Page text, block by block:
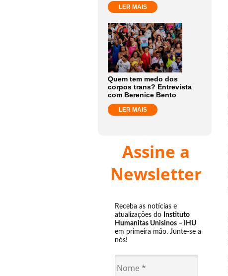
LER MAIS
Quem tem medo dos
corpos trans? Entrevista
com Berenice Bento
LER MAIS
Assine a
Newsletter
Receba as notícias e
atualizações do Instituto
Humanitas Unisinos – IHU
em primeira mão. Junte-se a
nós!